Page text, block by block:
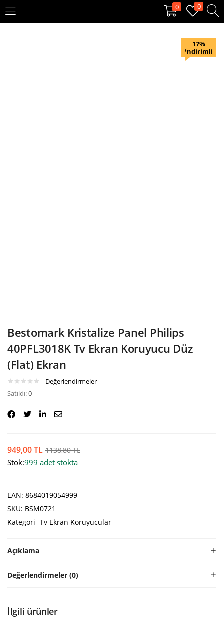
0 0
KAYIT OL
17%
indirimli
Bestomark Kristalize Panel Philips
40PFL3018K Tv Ekran Koruyucu Düz
(Flat) Ekran
Değerlendirmeler
Satıldı:0
949,00TL 1138,80TL
Stok:999 adet stokta
EAN: 8684019054999
SKU: BSM0721
Kategori Tv Ekran Koruyucular
Açıklama
Değerlendirmeler (0)
İlgili ürünler